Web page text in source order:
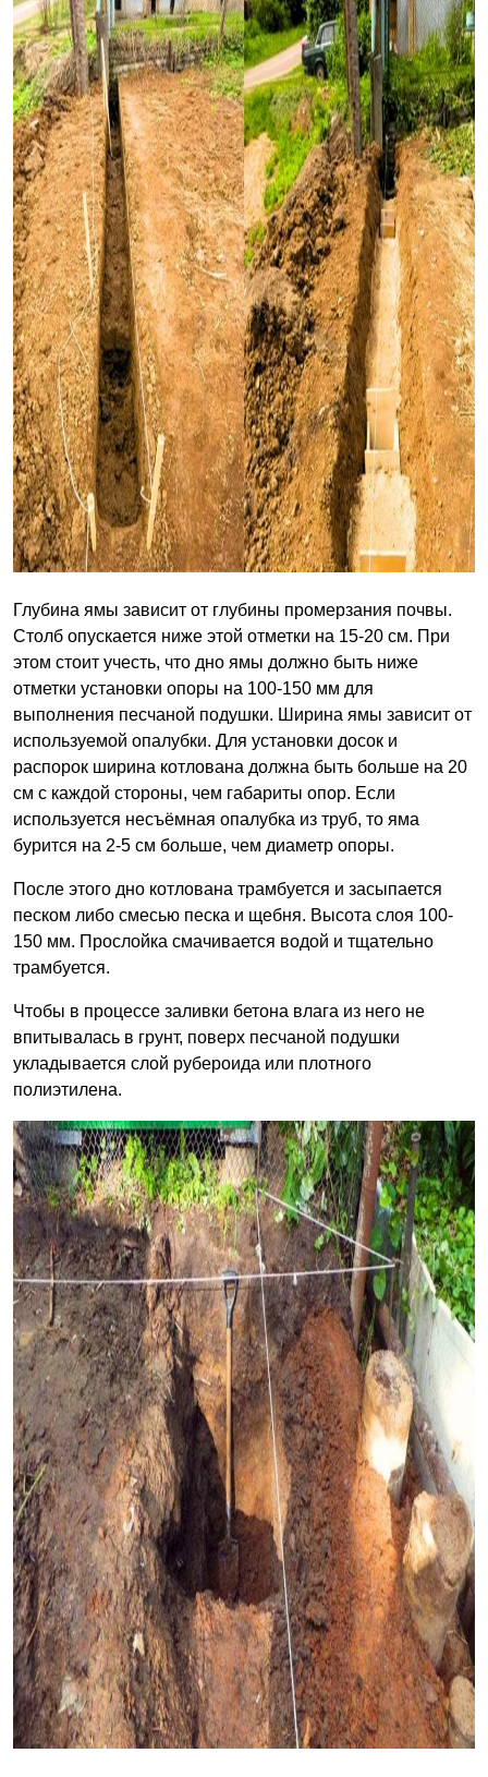
Глубина ямы зависит от глубины промерзания почвы.
Столб опускается ниже этой отметки на 15-20 см. При
этом стоит учесть, что дно ямы должно быть ниже
отметки установки опоры на 100-150 мм для
выполнения песчаной подушки. Ширина ямы зависит от
используемой опалубки. Для установки досок и
распорок ширина котлована должна быть больше на 20
см с каждой стороны, чем габариты опор. Если
используется несъёмная опалубка из труб, то яма
бурится на 2-5 см больше, чем диаметр опоры.
После этого дно котлована трамбуется и засыпается
песком либо смесью песка и щебня. Высота слоя 100-
150 мм. Прослойка смачивается водой и тщательно
трамбуется.
Чтобы в процессе заливки бетона влага из него не
впитывалась в грунт, поверх песчаной подушки
укладывается слой рубероида или плотного
полиэтилена.